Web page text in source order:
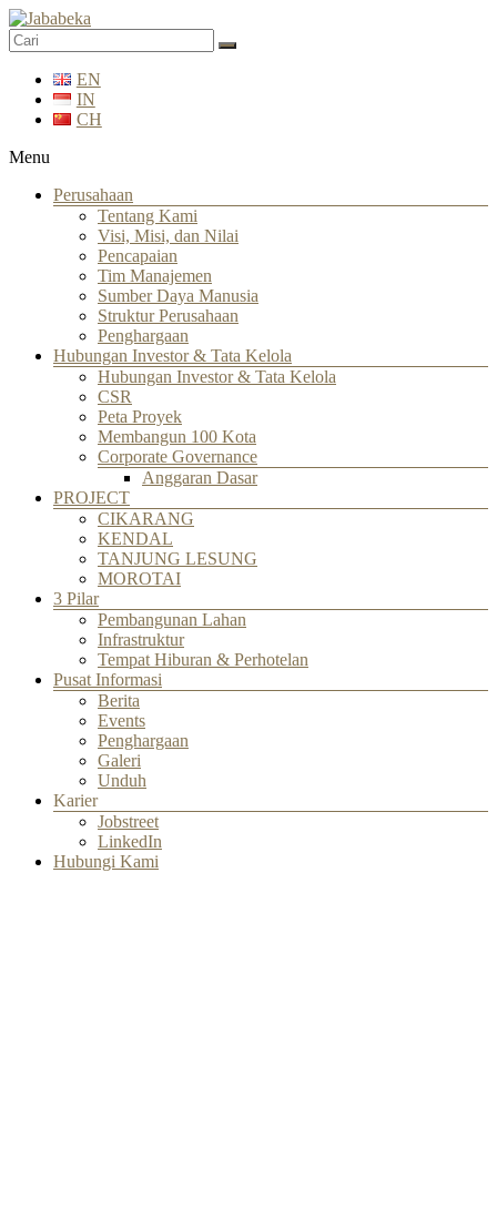
EN
IN
CH
Menu
Perusahaan
Tentang Kami
Visi, Misi, dan Nilai
Pencapaian
Tim Manajemen
Sumber Daya Manusia
Struktur Perusahaan
Penghargaan
Hubungan Investor & Tata Kelola
Hubungan Investor & Tata Kelola
CSR
Peta Proyek
Membangun 100 Kota
Corporate Governance
Anggaran Dasar
PROJECT
CIKARANG
KENDAL
TANJUNG LESUNG
MOROTAI
3 Pilar
Pembangunan Lahan
Infrastruktur
Tempat Hiburan & Perhotelan
Pusat Informasi
Berita
Events
Penghargaan
Galeri
Unduh
Karier
Jobstreet
LinkedIn
Hubungi Kami